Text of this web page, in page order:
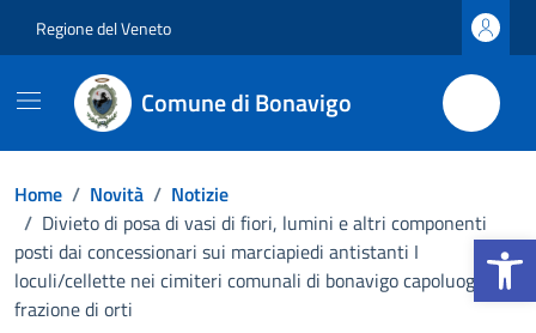
Apri la
Regione del Veneto
Comune di Bonavigo
Home / Novità / Notizie
/ Divieto di posa di vasi di fiori, lumini e altri componenti
posti dai concessionari sui marciapiedi antistanti I
loculi/cellette nei cimiteri comunali di bonavigo capoluogo e
frazione di orti